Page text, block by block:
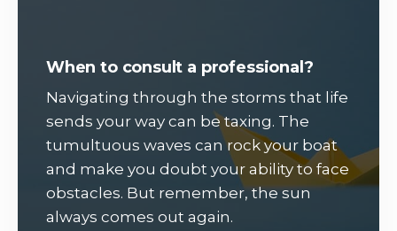
When to consult a professional?
Navigating through the storms that life
sends your way can be taxing. The
tumultuous waves can rock your boat
and make you doubt your ability to face
obstacles. But remember, the sun
always comes out again.